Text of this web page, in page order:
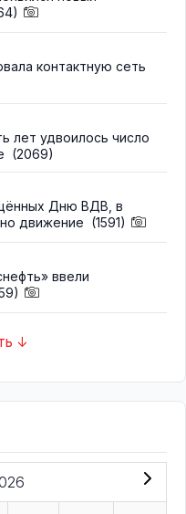
контактную сеть
лет удвоилось число
(2069)
Дню ВДВ, в
движение (1591)
ввели
↓